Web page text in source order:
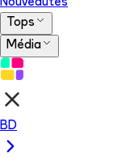
Nouveautés
Tops
Média
BD